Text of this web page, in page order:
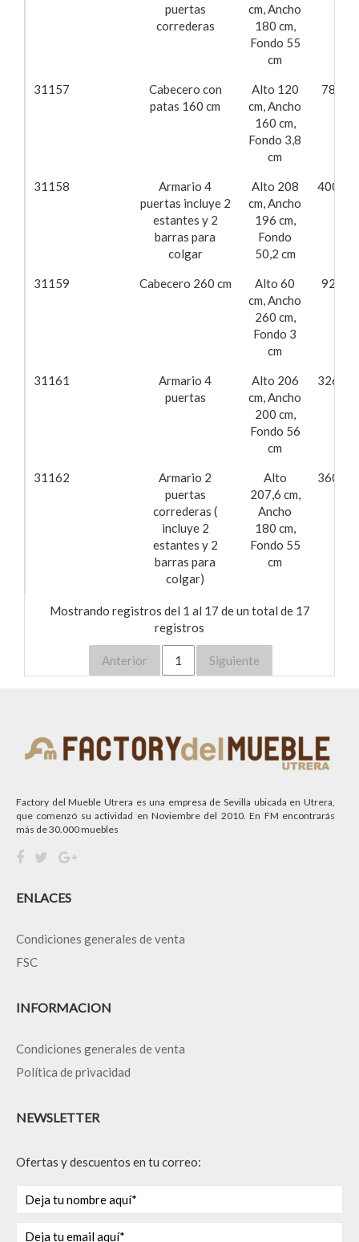
puertas
correderas
cm, Ancho
180 cm,
Fondo 55
cm
31157
Cabecero con
patas 160 cm
Alto 120
cm, Ancho
160 cm,
Fondo 3,8
cm
78,40€
31158
Armario 4
puertas incluye 2
estantes y 2
barras para
colgar
Alto 208
cm, Ancho
196 cm,
Fondo
50,2 cm
31159 Cabecero 260 cm
Alto 60
cm, Ancho
260 cm,
Fondo 3
cm
92,06€
31161
Armario 4
puertas
Alto 206
cm, Ancho
200 cm,
Fondo 56
cm
31162
Armario 2
puertas
correderas (
incluye 2
estantes y 2
barras para
colgar)
Alto
207,6 cm,
Ancho
180 cm,
Fondo 55
cm
Mostrando registros del 1 al 17 de un total de 17
registros
Anterior 1 Siguiente
Factory del Mueble Utrera es una empresa de Sevilla ubicada en Utrera,
que comenzó su actividad en Noviembre del 2010. En FM encontrarás
más de 30.000 muebles
ENLACES
Condiciones generales de venta
FSC
INFORMACION
Condiciones generales de venta
Política de privacidad
NEWSLETTER
Ofertas y descuentos en tu correo: